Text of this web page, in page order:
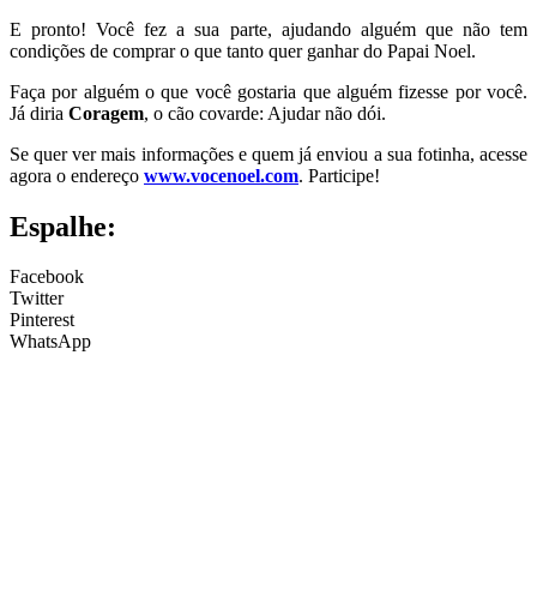
E pronto! Você fez a sua parte, ajudando alguém que não tem
condições de comprar o que tanto quer ganhar do Papai Noel.
Faça por alguém o que você gostaria que alguém fizesse por você.
Já diria Coragem, o cão covarde: Ajudar não dói.
Se quer ver mais informações e quem já enviou a sua fotinha, acesse
agora o endereço www.vocenoel.com. Participe!
Espalhe:
Facebook
Twitter
Pinterest
WhatsApp